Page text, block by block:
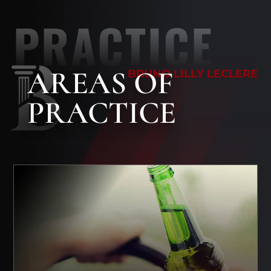
AREASOF
PRACTICE
PRACTICE
BRUNO LILLY LECLERE